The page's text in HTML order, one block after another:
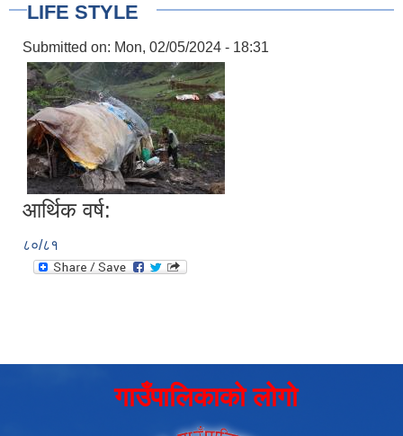
LIFE STYLE
Submitted on: Mon, 02/05/2024 - 18:31
आर्थिक वर्ष:
८०/८१
गाउँपालिकाको लोगो